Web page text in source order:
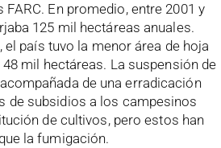
En promedio, entre 2001 y
125 mil hectáreas anuales.
el país tuvo la menor área de hoja
mil hectáreas. La suspensión de
de una erradicación
de subsidios a los campesinos
de cultivos, pero estos han
la fumigación.